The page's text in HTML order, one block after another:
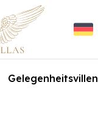
Gelegenheitsvillen